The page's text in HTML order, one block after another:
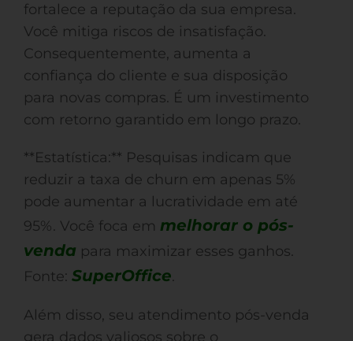
fortalece a reputação da sua empresa.
Você mitiga riscos de insatisfação.
Consequentemente, aumenta a
confiança do cliente e sua disposição
para novas compras. É um investimento
com retorno garantido em longo prazo.
**Estatística:** Pesquisas indicam que
reduzir a taxa de churn em apenas 5%
pode aumentar a lucratividade em até
95%. Você foca em melhorar o pós-
venda para maximizar esses ganhos.
Fonte: SuperOffice.
Além disso, seu atendimento pós-venda
gera dados valiosos sobre o